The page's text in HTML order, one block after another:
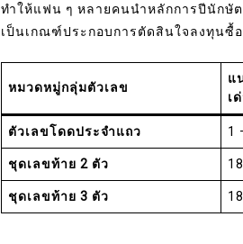
ทำให้แฟน ๆ หลายคนนำหลักการปีนักษั
เป็นเกณฑ์ประกอบการตัดสินใจลงทุนซื้
หมวดหมู่กลุ่มตัวเลข
แ
เ
ตัวเลขโดดประจำแถว 1
ชุดเลขท้าย 2 ตัว
ชุดเลขท้าย 3 ตัว